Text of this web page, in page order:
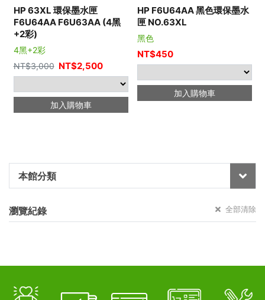
本館分類
瀏覽紀錄 全部清除
HP 63XL 環保墨水匣
F6U64AA F6U63AA (4黑
+2彩)
4黑+2彩
NT$3,000 NT$2,500
加入購物車
HP F6U64AA 黑色環保墨水
匣 NO.63XL
黑色
NT$450
加入購物車